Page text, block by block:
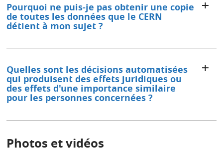
Pourquoi ne puis-je pas obtenir une copie
de toutes les données que le CERN
détient à mon sujet ?
Quelles sont les décisions automatisées
qui produisent des effets juridiques ou
des effets d'une importance similaire
pour les personnes concernées ?
Photos et vidéos